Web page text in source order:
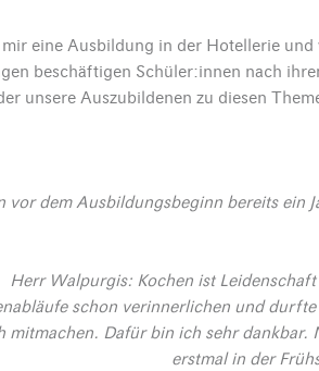
eine Ausbildung in der Hotellerie
beschäftigen Schüler:innen nach
unsere Auszubildenen zu diesen
vor dem Ausbildungsbeginn bereits ein
Herr Walpurgis: Kochen ist
schon verinnerlichen und
mitmachen. Dafür bin ich sehr
erstmal in der